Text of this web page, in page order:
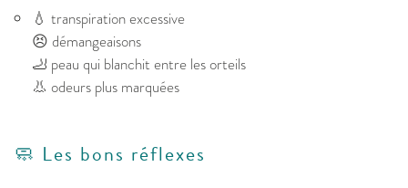
💧 transpiration excessive
😣 démangeaisons
🦶 peau qui blanchit entre les orteils
👃 odeurs plus marquées
🧼 Les bons réflexes